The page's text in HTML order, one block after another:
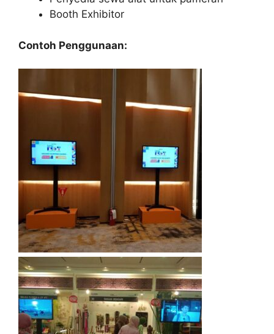
Booth Exhibitor
Contoh Penggunaan: